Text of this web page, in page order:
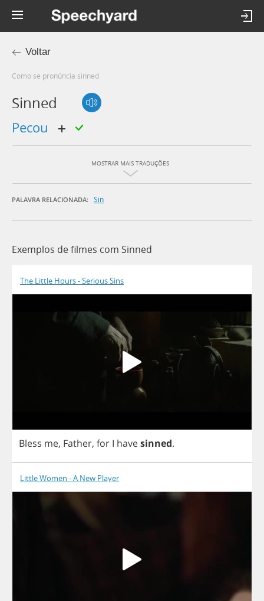
Voltar
Como se pronúncia sinned
Sinned
pecou
MOSTRAR MAIS TRADUÇÕES
PALAVRA RELACIONADA: Sin
Exemplos de filmes com Sinned
The Little Hours - Serious Sins
Bless me, Father, for I havesinned.
Little Women - A New Player